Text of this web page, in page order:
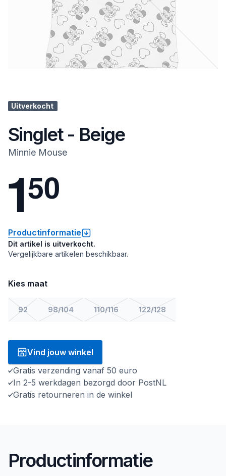
Uitverkocht
Singlet - Beige
Minnie Mouse
150
Productinformatie
Dit artikel is uitverkocht.
Vergelijkbare artikelen beschikbaar.
Kies maat
92 98/104 110/116 122/128
Vind jouw winkel
Gratis verzending vanaf 50 euro
In 2-5 werkdagen bezorgd door PostNL
Gratis retourneren in de winkel
Productinformatie